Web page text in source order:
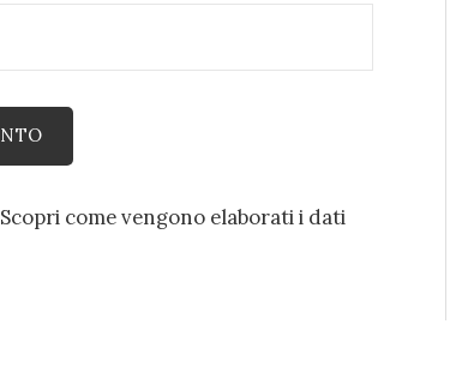
Scopri come vengono elaborati i dati